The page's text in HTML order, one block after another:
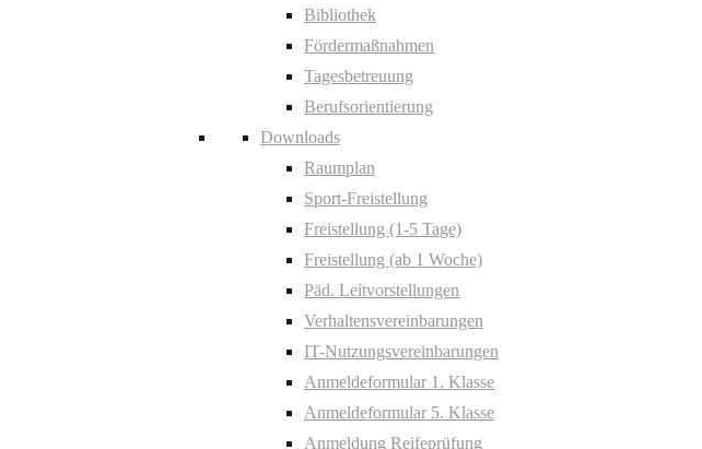
Bibliothek
Fördermaßnahmen
Tagesbetreuung
Berufsorientierung
Downloads
Raumplan
Sport-Freistellung
Freistellung (1-5 Tage)
Freistellung (ab 1 Woche)
Päd. Leitvorstellungen
Verhaltensvereinbarungen
IT-Nutzungsvereinbarungen
Anmeldeformular 1. Klasse
Anmeldeformular 5. Klasse
Anmeldung Reifeprüfung